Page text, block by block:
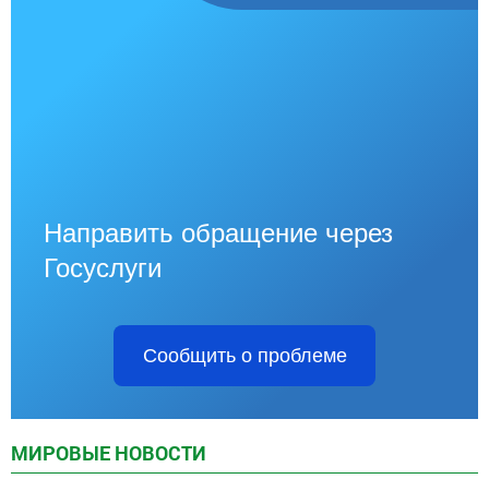
Направить обращение через
Госуслуги
Сообщить о проблеме
МИРОВЫЕ НОВОСТИ